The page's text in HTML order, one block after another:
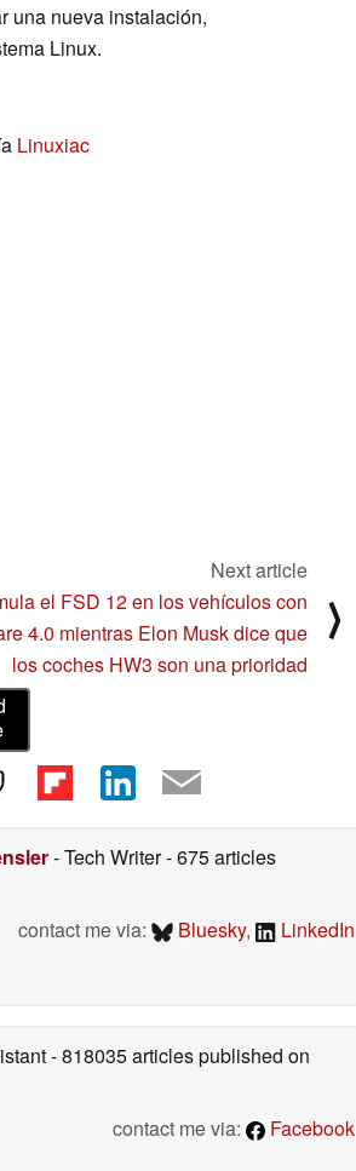
una nueva instalación,
Linux.
Linuxiac
Next article
el FSD 12 en los vehículos con
4.0 mientras Elon Musk dice que
los coches HW3 son una prioridad
⟩
- Tech Writer- 675 articles
contact me via:
Bluesky, LinkedIn
- 818035 articles published on
contact me via:
Facebook